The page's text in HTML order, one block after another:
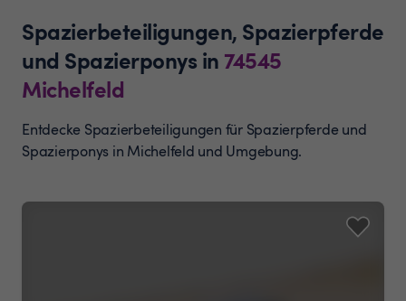
Spazierbeteiligungen, Spazierpferde
und Spazierponys in 74545
Michelfeld
Entdecke Spazierbeteiligungen für Spazierpferde und
Spazierponys in Michelfeld und Umgebung.